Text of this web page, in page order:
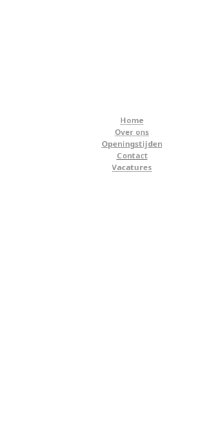
Home
Over ons
Openingstijden
Contact
Vacatures